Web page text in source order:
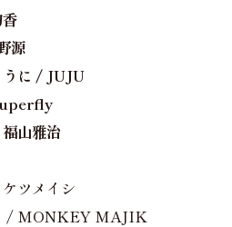
源
うに / JUJU
山雅治
ツメイシ
/ MONKEY MAJIK